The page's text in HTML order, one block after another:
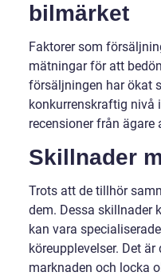
bilmärket
Faktorer som
mätningar för att
försäljningen har ökat
konkurrenskraftig nivå
recensioner från ägare
Skillnader
Trots att de tillhör
dem. Dessa skillnader
kan vara
köreupplevelser. Det
marknaden och locka